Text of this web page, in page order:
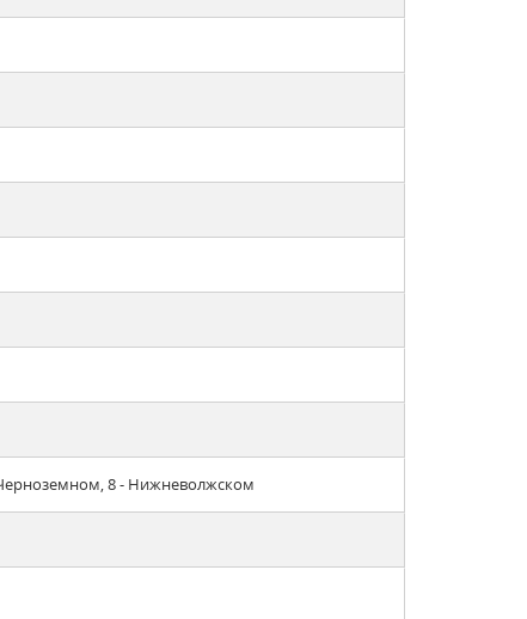
8 - Нижневолжском